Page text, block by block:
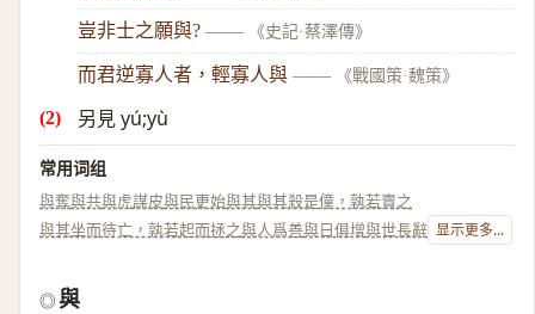
豈非士之願與? —— 《史記·蔡澤傳》
而君逆寡人者，輕寡人與 —— 《戰國策·魏策》
另見 yú;yù
常用词组
與奪與共與虎謀皮與民更始與其與其殺是僮，孰若賣之
與其坐而待亡，孰若起而拯之與人爲善與日俱增與世長辭 显示更多...
◎ 與